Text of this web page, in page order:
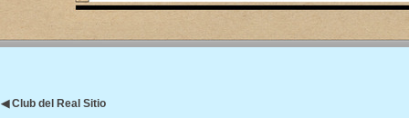
◀ Club del Real Sitio